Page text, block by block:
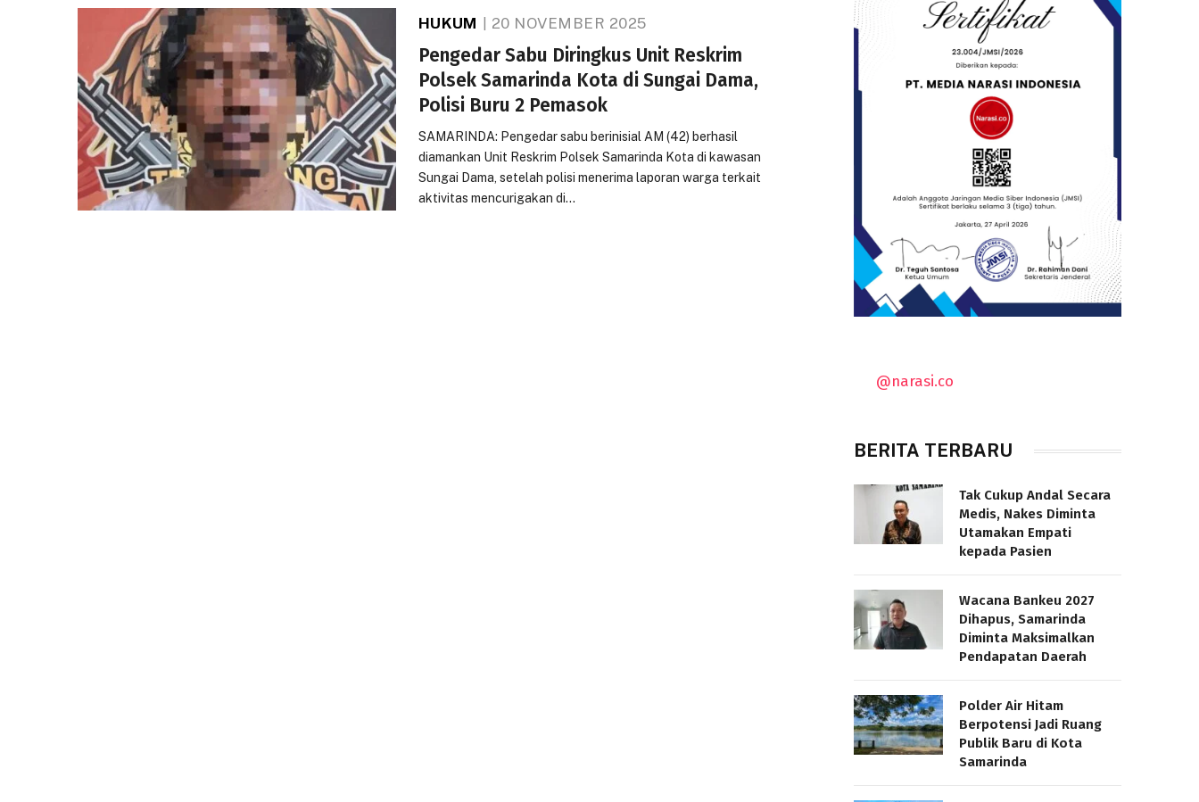
HUKUM 20 NOVEMBER 2025
Pengedar Sabu Diringkus Unit Reskrim
Polsek Samarinda Kota di Sungai Dama,
Polisi Buru 2 Pemasok
SAMARINDA: Pengedar sabu berinisial AM (42) berhasil
diamankan Unit Reskrim Polsek Samarinda Kota di kawasan
Sungai Dama, setelah polisi menerima laporan warga terkait
aktivitas mencurigakan di…
@narasi.co
BERITA TERBARU
Tak Cukup Andal Secara
Medis, Nakes Diminta
Utamakan Empati
kepada Pasien
Wacana Bankeu 2027
Dihapus, Samarinda
Diminta Maksimalkan
Pendapatan Daerah
Polder Air Hitam
Berpotensi Jadi Ruang
Publik Baru di Kota
Samarinda